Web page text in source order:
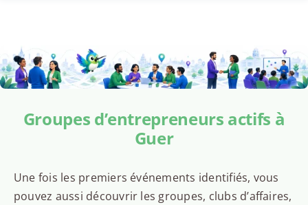
Groupes d’entrepreneurs actifs à
Guer
Une fois les premiers événements identifiés, vous
pouvez aussi découvrir les groupes, clubs d’affaires,